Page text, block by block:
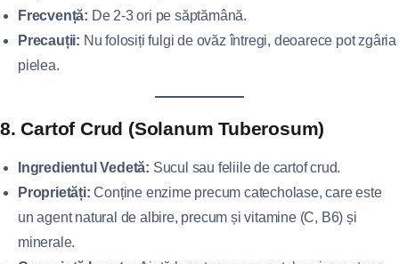
Frecvență: De 2-3 ori pe săptămână.
Precauții: Nu folosiți fulgi de ovăz întregi, deoarece pot zgâria
pielea.
8. Cartof Crud (Solanum Tuberosum)
Ingredientul Vedetă: Sucul sau feliile de cartof crud.
Proprietăți: Conține enzime precum catecholase, care este
un agent natural de albire, precum și vitamine (C, B6) și
minerale.